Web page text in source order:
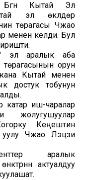
Кытай Эл
эл өкүлдөр
төрагасы Чжао
менен келди. Бул
эл аралык аба
орун
Кытай менен
достук тобунун
катар иш-чаралар
жолугушуулар
Кеңештин
уулу Чжао Лэцзи
аралык
актуалдуу